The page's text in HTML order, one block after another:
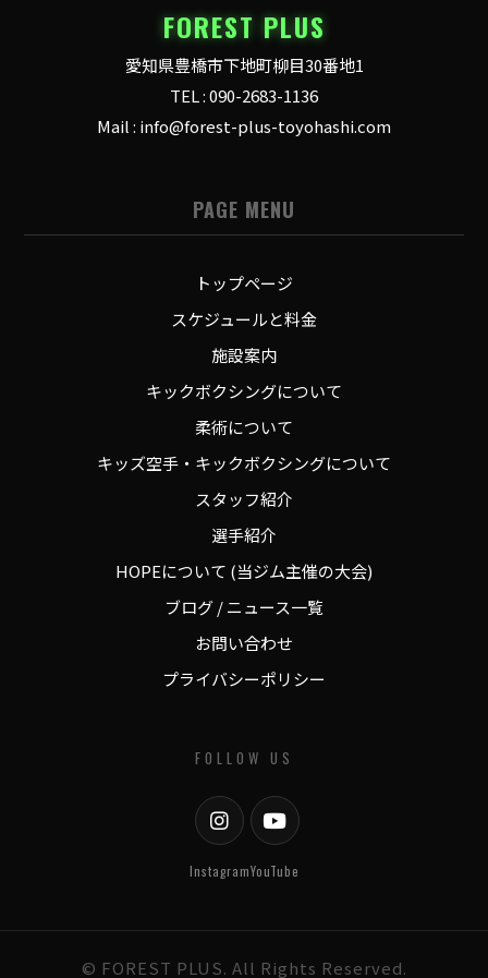
FOREST PLUS
愛知県豊橋市下地町柳目30番地1
TEL : 090-2683-1136
Mail : info@forest-plus-toyohashi.com
PAGE MENU
トップページ
スケジュールと料金
施設案内
キックボクシングについて
柔術について
キッズ空手・キックボクシングについて
スタッフ紹介
選手紹介
HOPEについて (当ジム主催の大会)
ブログ / ニュース一覧
お問い合わせ
プライバシーポリシー
FOLLOW US
InstagramYouTube
© FOREST PLUS. All Rights Reserved.